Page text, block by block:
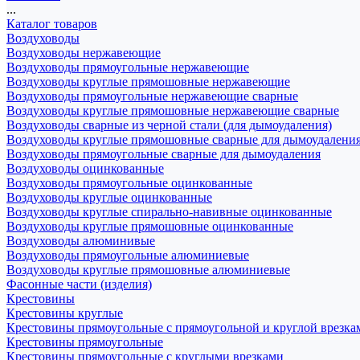
...
Каталог товаров
Воздуховоды
Воздуховоды нержавеющие
Воздуховоды прямоугольные нержавеющие
Воздуховоды круглые прямошовные нержавеющие
Воздуховоды прямоугольные нержавеющие сварные
Воздуховоды круглые прямошовные нержавеющие сварные
Воздуховоды сварные из черной стали (для дымоудаления)
Воздуховоды круглые прямошовные сварные для
Воздуховоды прямоугольные сварные для дымоудаления
Воздуховоды оцинкованные
Воздуховоды прямоугольные оцинкованные
Воздуховоды круглые оцинкованные
Воздуховоды круглые спирально-навивные оцинкованные
Воздуховоды круглые прямошовные оцинкованные
Воздуховоды алюминивые
Воздуховоды прямоугольные алюминиевые
Воздуховоды круглые прямошовные алюминиевые
Фасонные части (изделия)
Крестовины
Крестовины круглые
Крестовины прямоугольные с прямоугольной и круглой
Крестовины прямоугольные
Крестовины прямоугольные с круглыми врезками